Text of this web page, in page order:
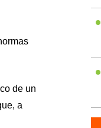
de un
a